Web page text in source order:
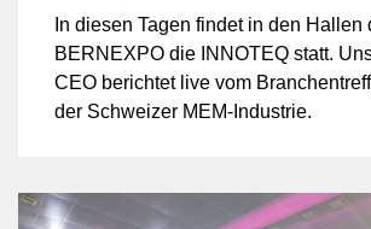
In diesen Tagen findet in den Hallen
BERNEXPO die INNOTEQ statt.
CEO berichtet live vom
der Schweizer MEM-Industrie.